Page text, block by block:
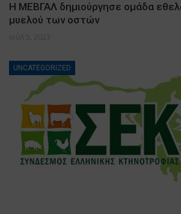
Η ΜΕΒΓΑΛ δημιούργησε ομάδα
μυελού των οστών
Ιούλ 5, 2023
UNCATEGORIZED